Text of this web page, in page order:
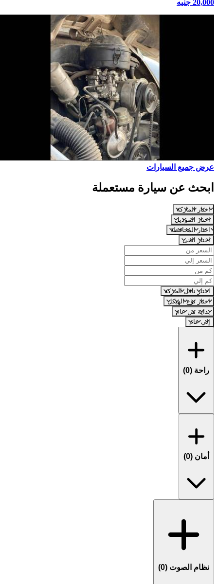
20,000 جنيه
عرض جميع السيارات
ابحث عن سيارة مستعملة
اختار الماركة
اختار الموديل
اختار المحافظة
اختار الحى
اختار ناقل الحركة
اختار نوع الهيكل
بداية من عام
إلي عام
راحة (0
)
أمان (0
)
نظام الصوت (0
)